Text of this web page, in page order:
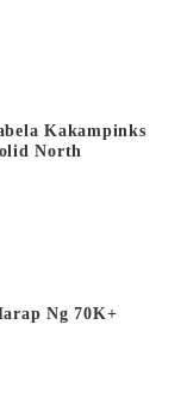
Kakampinks
North
Ng 70K+